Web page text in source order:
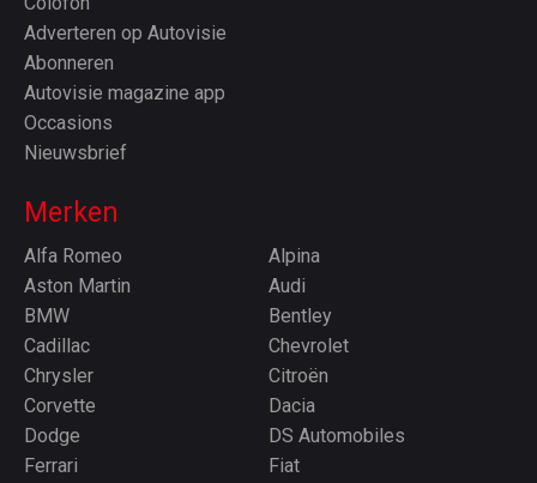
Adverteren op Autovisie
Abonneren
Autovisie magazine app
Occasions
Nieuwsbrief
Merken
Alfa Romeo
Alpina
Aston Martin
Audi
BMW
Bentley
Cadillac
Chevrolet
Chrysler
Citroën
Corvette
Dacia
Dodge
DS Automobiles
Ferrari
Fiat